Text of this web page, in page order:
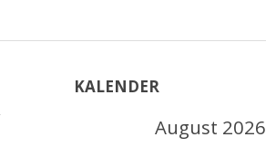
KALENDER
August 2026